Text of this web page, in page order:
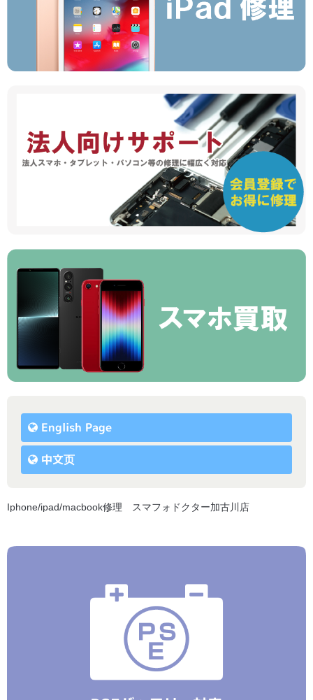
English Page
中文页
Iphone/ipad/macbook修理 スマフォドクター加古川店